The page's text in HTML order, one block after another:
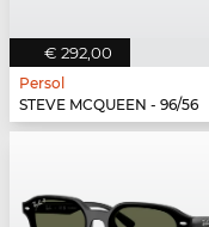
€ 292,00
Persol
STEVE MCQUEEN - 96/56